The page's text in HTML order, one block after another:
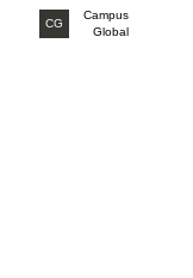
CG
Campus
Global